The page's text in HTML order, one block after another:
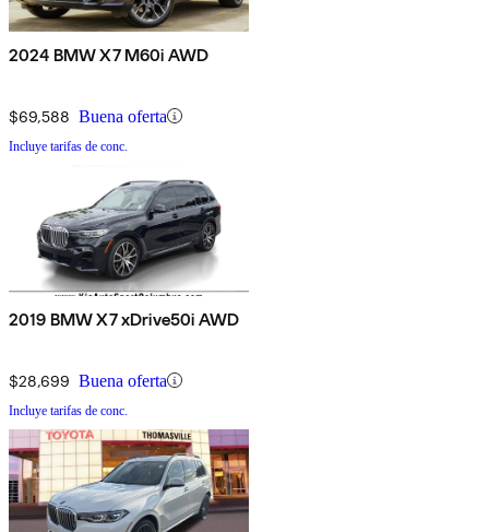
2024 BMW X7 M60i AWD
$69,588 Buena oferta
Incluye tarifas de conc.
2019 BMW X7 xDrive50i AWD
$28,699 Buena oferta
Incluye tarifas de conc.